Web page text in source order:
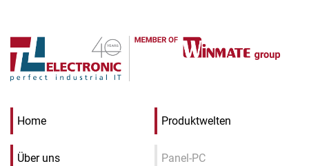
Home
Über uns
Produktwelten
Panel-PC